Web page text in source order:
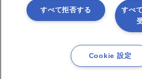
ソーシャルメデ
Copyright©1998 -2026 Asteria
すべ
すべて拒否する
Cookie 設定